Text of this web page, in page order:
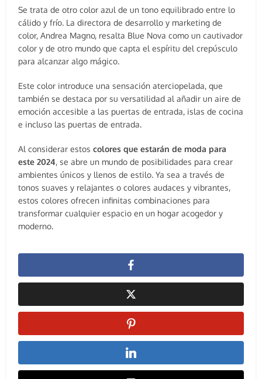
Se trata de otro color azul de un tono equilibrado entre lo
cálido y frío. La directora de desarrollo y marketing de
color, Andrea Magno, resalta Blue Nova como un cautivador
color y de otro mundo que capta el espíritu del crepúsculo
para alcanzar algo mágico.
Este color introduce una sensación aterciopelada, que
también se destaca por su versatilidad al añadir un aire de
emoción accesible a las puertas de entrada, islas de cocina
e incluso las puertas de entrada.
Al considerar estoscolores que estarán de moda para
este 2024, se abre un mundo de posibilidades para crear
ambientes únicos y llenos de estilo. Ya sea a través de
tonos suaves y relajantes o colores audaces y vibrantes,
estos colores ofrecen infinitas combinaciones para
transformar cualquier espacio en un hogar acogedor y
moderno.